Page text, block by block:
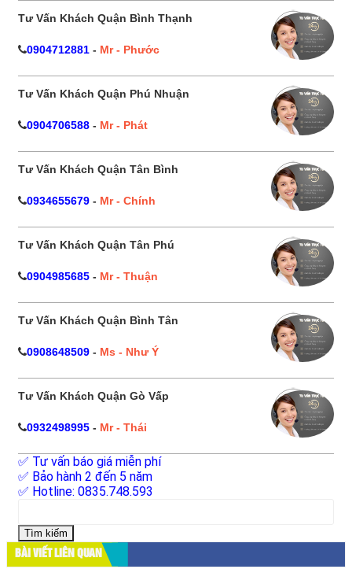
Tư Vấn Khách Quận Bình Thạnh
0904712881 - Mr - Phước
Tư Vấn Khách Quận Phú Nhuận
0904706588 - Mr - Phát
Tư Vấn Khách Quận Tân Bình
0934655679 - Mr - Chính
Tư Vấn Khách Quận Tân Phú
0904985685 - Mr - Thuận
Tư Vấn Khách Quận Bình Tân
0908648509 - Ms - Như Ý
Tư Vấn Khách Quận Gò Vấp
0932498995 - Mr - Thái
✅ Tư vấn báo giá miễn phí
✅ Bảo hành 2 đến 5 năm
✅ Hotline: 0835.748.593
cho:
BÀI VIẾT LIÊN QUAN